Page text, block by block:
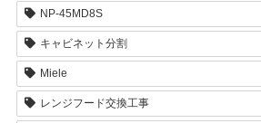
NP-45MD8S
キャビネット分割
Miele
レンジフード交換工事